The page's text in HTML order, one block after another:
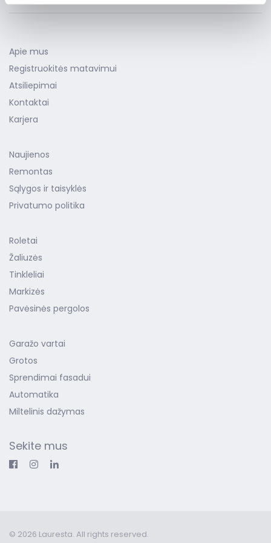
informacijos.
Apie mus
Registruokitės matavimui
Atsiliepimai
Kontaktai
Karjera
Naujienos
Remontas
Sąlygos ir taisyklės
Privatumo politika
Roletai
Žaliuzės
Tinkleliai
Markizės
Pavėsinės pergolos
Garažo vartai
Grotos
Sprendimai fasadui
Automatika
Miltelinis dažymas
Sekite mus
© 2026 Lauresta. All rights reserved.